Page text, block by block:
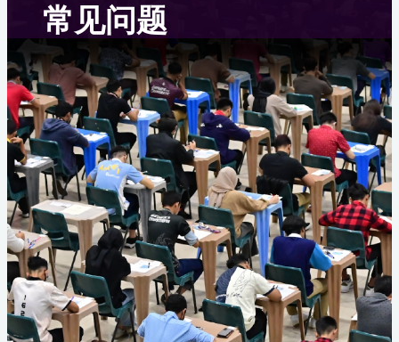
常见问题